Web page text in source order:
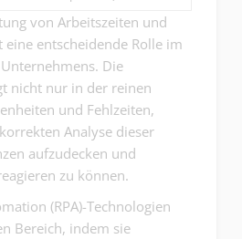
von Arbeitszeiten und
entscheidende Rolle im
Die
nicht nur in der reinen
und Fehlzeiten,
Analyse dieser
aufzudecken und
zu können.
(RPA)-Technologien
Bereich, indem sie